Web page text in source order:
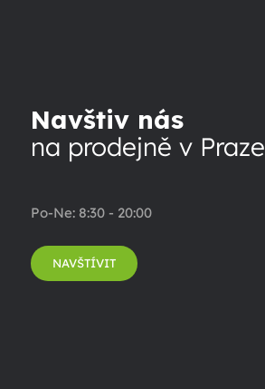
Navštiv nás
na prodejně v Praze
Po-Ne: 8:30 - 20:00
NAVŠTÍVIT